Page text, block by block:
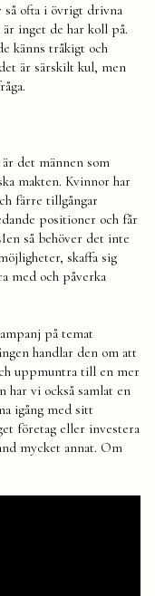
så ofta i övrigt drivna
inget de har koll på.
känns tråkigt och
är särskilt kul, men
det männen som
makten. Kvinnor har
färre tillgångar
positioner och får
så behöver det inte
skaffa sig
med och påverka
på temat
handlar den om att
uppmuntra till en mer
har vi också samlat en
igång med sitt
företag eller investera
mycket annat. Om